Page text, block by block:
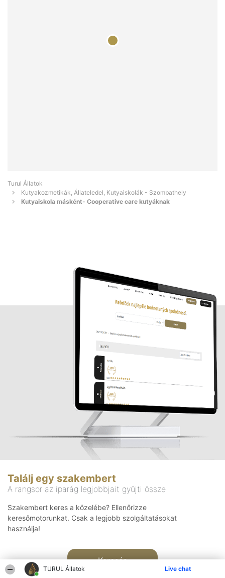
TURUL Állatok Live chat
Turul Állatok
Kutyakozmetikák, Állateledel, Kutyaiskolák - Szombathely
Kutyaiskola másként- Cooperative care kutyáknak
Találj egy szakembert
A rangsor az iparág legjobbjait gyűjti össze
Szakembert keres a közelébe? Ellenőrizze
keresőmotorunkat. Csak a legjobb szolgáltatásokat
használja!
Keresés